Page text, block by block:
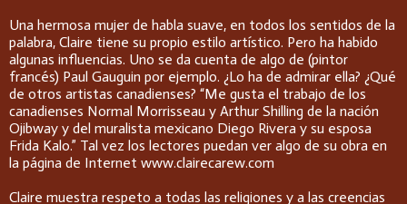
Una hermosa mujer de habla suave, en todos los sentidos de la
palabra, Claire tiene su propio estilo artístico. Pero ha habido
algunas influencias. Uno se da cuenta de algo de (pintor
francés) Paul Gauguin por ejemplo. ¿Lo ha de admirar ella? ¿Qué
de otros artistas canadienses? “Me gusta el trabajo de los
canadienses Normal Morrisseau y Arthur Shilling de la nación
Ojibway y del muralista mexicano Diego Rivera y su esposa
Frida Kalo.” Tal vez los lectores puedan ver algo de su obra en
la página de Internet www.clairecarew.com
Claire muestra respeto a todas las religiones y a las creencias